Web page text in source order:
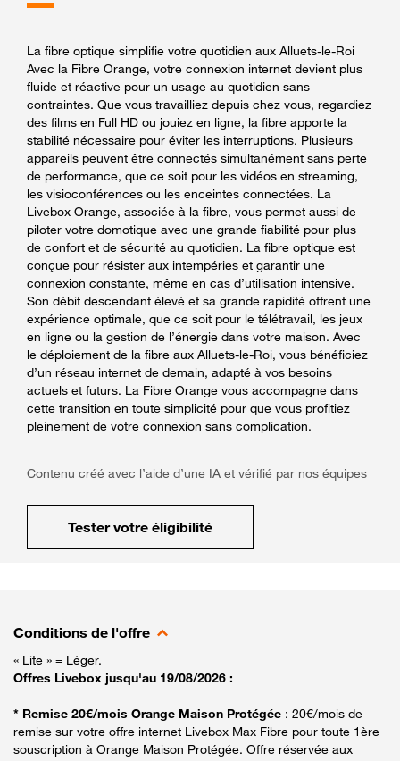
La fibre optique simplifie votre quotidien aux Alluets-le-Roi
Avec la Fibre Orange, votre connexion internet devient plus
fluide et réactive pour un usage au quotidien sans
contraintes. Que vous travailliez depuis chez vous, regardiez
des films en Full HD ou jouiez en ligne, la fibre apporte la
stabilité nécessaire pour éviter les interruptions. Plusieurs
appareils peuvent être connectés simultanément sans perte
de performance, que ce soit pour les vidéos en streaming,
les visioconférences ou les enceintes connectées. La
Livebox Orange, associée à la fibre, vous permet aussi de
piloter votre domotique avec une grande fiabilité pour plus
de confort et de sécurité au quotidien. La fibre optique est
conçue pour résister aux intempéries et garantir une
connexion constante, même en cas d’utilisation intensive.
Son débit descendant élevé et sa grande rapidité offrent une
expérience optimale, que ce soit pour le télétravail, les jeux
en ligne ou la gestion de l’énergie dans votre maison. Avec
le déploiement de la fibre aux Alluets-le-Roi, vous bénéficiez
d’un réseau internet de demain, adapté à vos besoins
actuels et futurs. La Fibre Orange vous accompagne dans
cette transition en toute simplicité pour que vous profitiez
pleinement de votre connexion sans complication.
Contenu créé avec l’aide d’une IA et vérifié par nos équipes
Tester votre éligibilité
Conditions de l'offre
« Lite » = Léger.
Offres Livebox jusqu'au 19/08/2026 :
* Remise 20€/mois Orange Maison Protégée : 20€/mois de
remise sur votre offre internet Livebox Max Fibre pour toute 1ère
souscription à Orange Maison Protégée. Offre réservée aux